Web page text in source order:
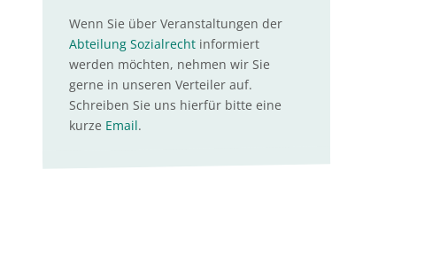
Wenn Sie über Veranstaltungen der
Abteilung Sozialrechtinformiert
werden möchten, nehmen wir Sie
gerne in unseren Verteiler auf.
Schreiben Sie uns hierfür bitte eine
kurze Email.